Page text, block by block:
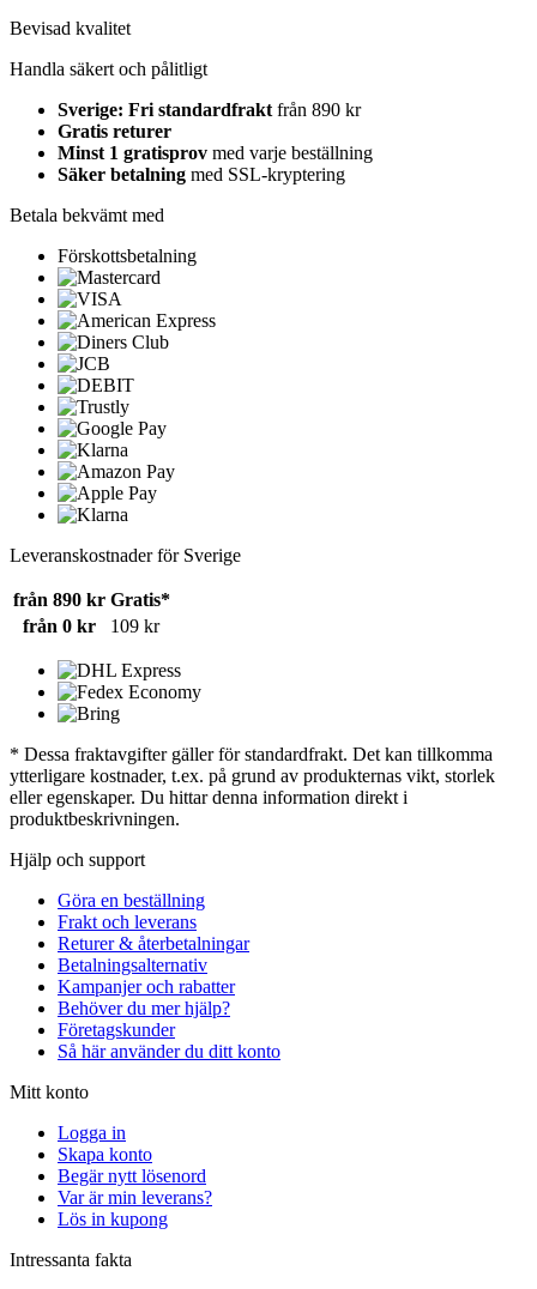
Bevisad kvalitet
Handla säkert och pålitligt
Sverige: Fri standardfrakt från 890 kr
Gratis returer
Minst 1 gratisprov med varje beställning
Säker betalning med SSL-kryptering
Betala bekvämt med
Förskottsbetalning
Leveranskostnader för Sverige
från 890 kr Gratis*
från 0 kr
109 kr
* Dessa fraktavgifter gäller för standardfrakt. Det kan tillkomma
ytterligare kostnader, t.ex. på grund av produkternas vikt, storlek
eller egenskaper. Du hittar denna information direkt i
produktbeskrivningen.
Hjälp och support
Göra en beställning
Frakt och leverans
Returer & återbetalningar
Betalningsalternativ
Kampanjer och rabatter
Behöver du mer hjälp?
Företagskunder
Så här använder du ditt konto
Mitt konto
Logga in
Skapa konto
Begär nytt lösenord
Var är min leverans?
Lös in kupong
Intressanta fakta